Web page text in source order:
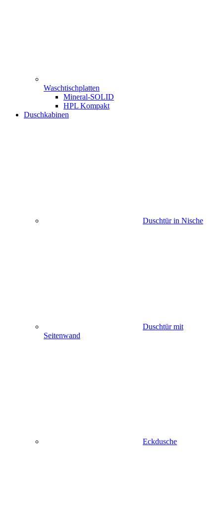
Waschtischplatten
Mineral-SOLID
HPL Kompakt
Duschkabinen
Duschtür in Nische
Duschtür mit
Seitenwand
Eckdusche